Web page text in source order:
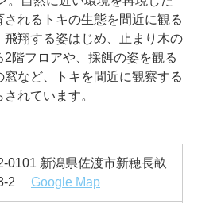
されるトキの生態を間近に観る
飛翔する姿はじめ、止まり木の
2階フロアや、採餌の姿を観る
窓など、トキを間近に観察する
れています。
0101 新潟県佐渡市新穂長畝
2 Google Map